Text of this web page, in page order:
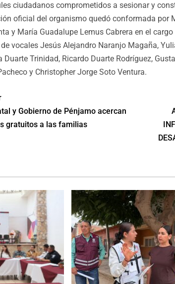
ciudadanos comprometidos a sesionar y
oficial del organismo quedó conformada por
y María Guadalupe Lemus Cabrera en el
vocales Jesús Alejandro Naranjo Magaña,
Duarte Trinidad, Ricardo Duarte Rodríguez,
y Christopher Jorge Soto Ventura.
y Gobierno de Pénjamo acercan
gratuitos a las familias